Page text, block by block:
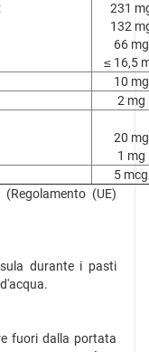
231
132
66 mg
≤ 16,5
10 mg
2 mg
20 mg
1 mg
5 mcg
(UE)
durante i pasti
fuori dalla portata